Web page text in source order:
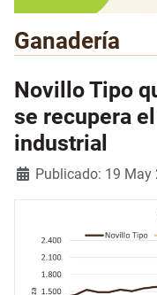
Ganadería
Novillo Tipo
se recupera
industrial
Detalles
Publicado: 19 May